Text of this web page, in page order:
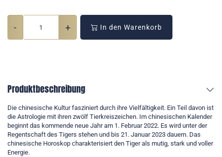
- + In den Warenkorb
Produktbeschreibung
Die chinesische Kultur fasziniert durch ihre Vielfältigkeit. Ein Teil davon ist
die Astrologie mit ihren zwölf Tierkreiszeichen. Im chinesischen Kalender
beginnt das kommende neue Jahr am 1. Februar 2022. Es wird unter der
Regentschaft des Tigers stehen und bis 21. Januar 2023 dauern. Das
chinesische Horoskop charakterisiert den Tiger als mutig, stark und voller
Energie.